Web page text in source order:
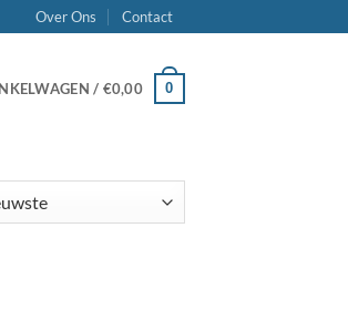
Over Ons Contact
/ €0,00 0